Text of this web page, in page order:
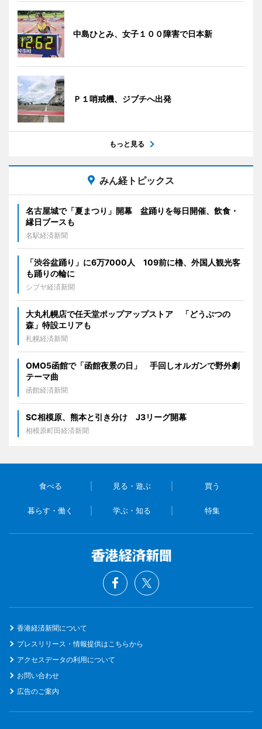
中島ひとみ、女子１００障害で日本新
Ｐ１哨戒機、ジブチへ出発
もっと見る
みん経トピックス
名古屋城で「夏まつり」開幕 盆踊りを毎日開催、飲食・
縁日ブースも
名駅経済新聞
「渋谷盆踊り」に6万7000人 109前に櫓、外国人観光客
も踊りの輪に
シブヤ経済新聞
大丸札幌店で任天堂ポップアップストア 「どうぶつの
森」特設エリアも
札幌経済新聞
OMO5函館で「函館夜景の日」 手回しオルガンで野外劇
テーマ曲
函館経済新聞
SC相模原、熊本と引き分け J3リーグ開幕
相模原町田経済新聞
食べる 見る・遊ぶ 買う
暮らす・働く 学ぶ・知る 特集
香港経済新聞について
プレスリリース・情報提供はこちらから
アクセスデータの利用について
お問い合わせ
広告のご案内